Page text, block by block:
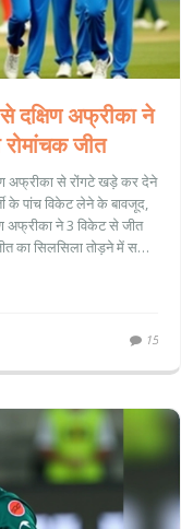
दक्षिण अफ्रीका ने
जीत
अफ्रीका से रोंगटे खड़े कर देने
के पांच विकेट लेने के बावजूद,
अफ्रीका ने 3 विकेट से जीत
का सिलसिला तोड़ने में सफल
15